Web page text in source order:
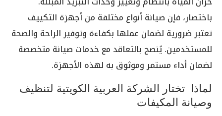
باختصار، فإن صيانة أنواع مختلفة من أجهزة التكييف
تعتبر ضرورية لضمان عملها بكفاءة وتوفير الراحة والصحة
للمستخدمين. يُنصح بالتعاقد مع خدمات صيانة متخصصة
لضمان أداء مستمر وموثوق به لهذه الأجهزة.
لماذا تختار الشركة العربية الكويتية لتنظيف
وصيانة المكيفات